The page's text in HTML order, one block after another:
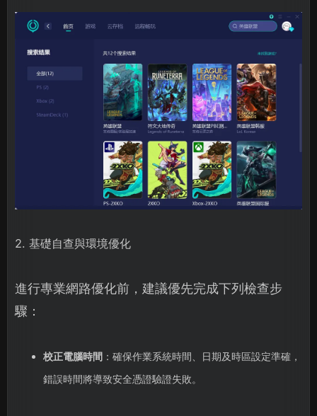
2. 基礎自查與環境優化
進行專業網路優化前，建議優先完成下列檢查步
驟：
校正電腦時間：確保作業系統時間、日期及時區設定準確，
錯誤時間將導致安全憑證驗證失敗。